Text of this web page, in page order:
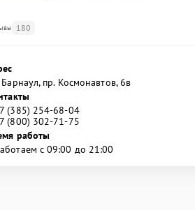
180
Барнаул, ​пр. Космонавтов, 6в
(385) 254-68-04
(800) 302-71-75
работы
с 09:00 до 21:00